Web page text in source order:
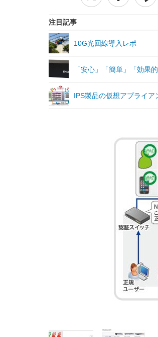
注目記事
10G光回線導入レポ
「安心」「簡単」「効果
IPS製品の仮想アプライ